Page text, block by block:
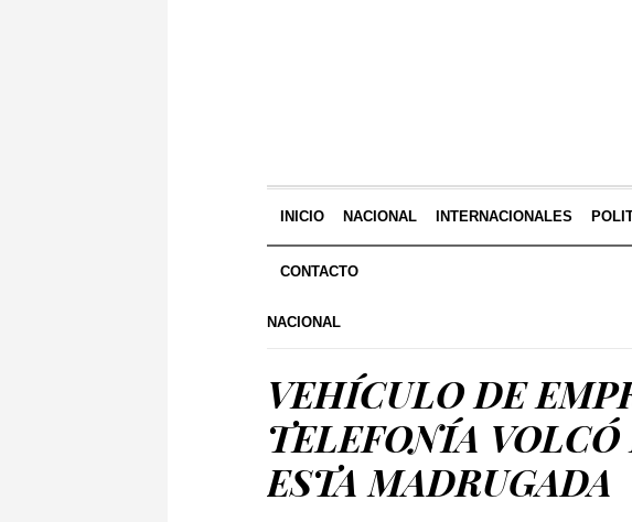
INICIO NACIONAL INTERNACIONALES
CONTACTO
NACIONAL
VEHÍCULO DE
TELEFONÍA
ESTA MADRUGADA